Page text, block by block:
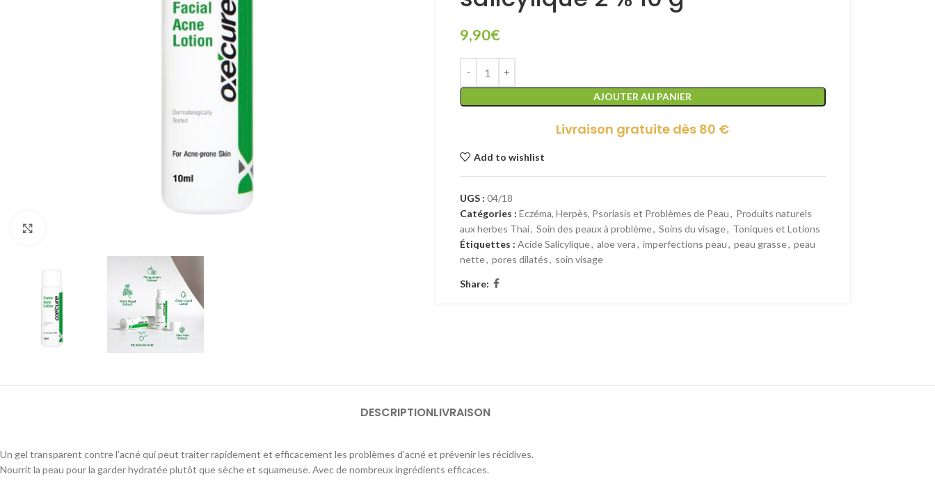
9,90€
AJOUTER AU PANIER
Livraison gratuite dès 80 €
Add to wishlist
UGS : 04/18
Catégories : Eczéma, Herpès, Psoriasis et Problèmes de Peau, Produits naturels
aux herbes Thai, Soin des peaux à problème, Soins du visage, Toniques et Lotions
Étiquettes : Acide Salicylique, aloe vera, imperfections peau, peau grasse, peau
nette, pores dilatés, soin visage
Share:
DESCRIPTIONLIVRAISON
Un gel transparent contre l’acné qui peut traiter rapidement et efficacement les problèmes d’acné et prévenir les récidives.
Nourrit la peau pour la garder hydratée plutôt que sèche et squameuse. Avec de nombreux ingrédients efficaces.